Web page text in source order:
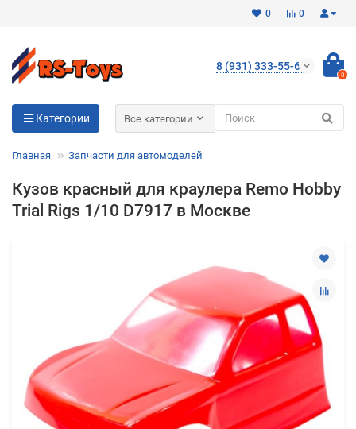
0
0
8 (931) 333-55-65
0
Категории Все категории
Главная Запчасти для автомоделей
Кузов красный для краулера Remo Hobby
Trial Rigs 1/10 D7917 в Москве
Разбейте
без переплат
Добавляйте товары
в корзину